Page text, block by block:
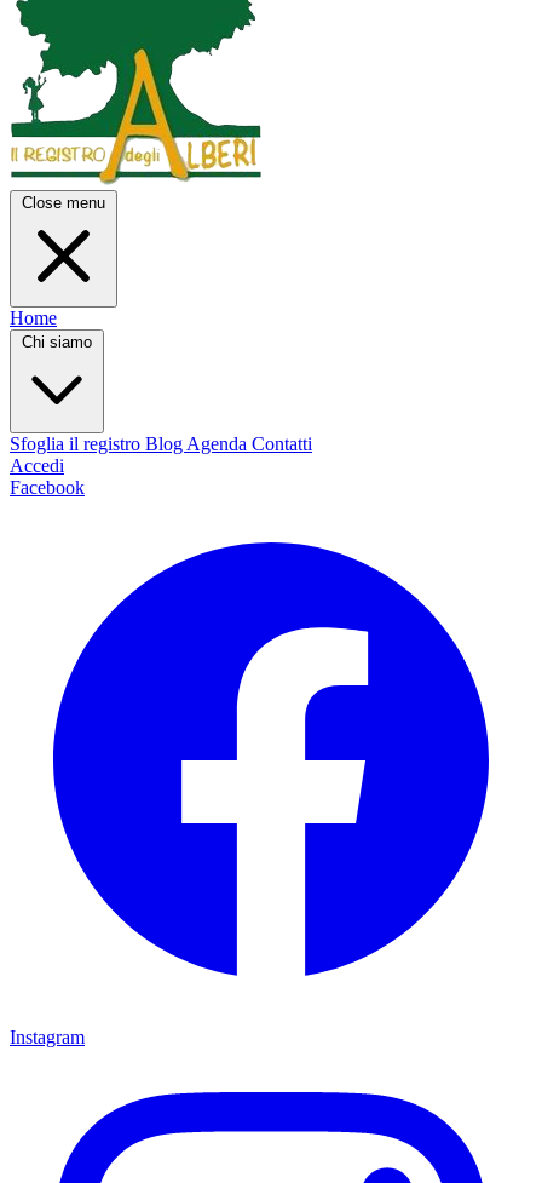
Close menu
Home
Chi siamo
Sfoglia il registro Blog Agenda Contatti
Accedi
Facebook
Instagram